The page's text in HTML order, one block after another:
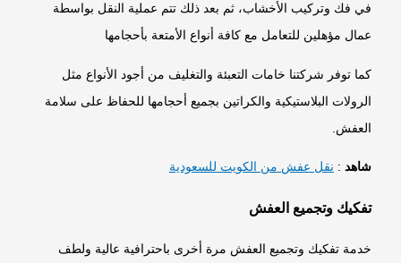
في فك وتركيب الأخشاب، ثم بعد ذلك تتم عملية النقل بواسطة
عمال مؤهلين للتعامل مع كافة أنواع الأمتعة بأحجامها
كما توفر شركتنا خامات التعبئة والتغليف من أجود الأنواع مثل
الرولات البلاستيكية والكراتين بجميع أحجامها للحفاظ على سلامة
العفش.
شاهد:نقل عفش من الكويت للسعودية
تفكيك وتجميع العفش
خدمة تفكيك وتجميع العفش مرة أخرى باحترافية عالية ولطف